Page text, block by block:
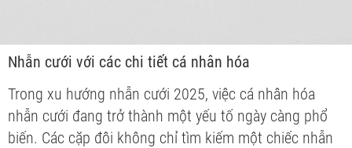
Nhẫn cưới với các chi tiết cá nhân hóa
Trong xu hướng nhẫn cưới 2025, việc cá nhân hóa
nhẫn cưới đang trở thành một yếu tố ngày càng phổ
biến. Các cặp đôi không chỉ tìm kiếm một chiếc nhẫn